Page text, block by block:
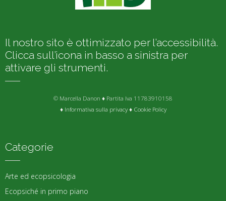
Il nostro sito è ottimizzato per l’accessibilità.
Clicca sull’icona in basso a sinistra per
attivare gli strumenti.
© Marcella Danon ♦ Partita Iva 11783910158
♦ Informativa sulla privacy♦ Cookie Policy
Categorie
Arte ed ecopsicologia
Ecopsiché in primo piano